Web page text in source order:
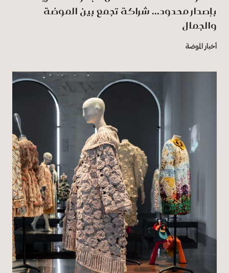
بإصدار محدود... شراكة تجمع بين الموضة
‏والجمال
أخبار الموضة